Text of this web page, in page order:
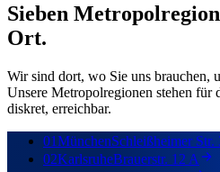
Sieben
Ort.
Wir sind dort, wo Sie uns brauchen,
Unsere Metropolregionen stehen für
diskret, erreichbar.
01MünchenSchleißheimer Str.
02KarlsruheBrauerstr. 12 A